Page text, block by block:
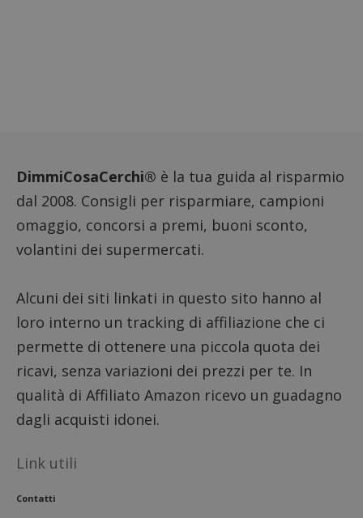
DimmiCosaCerchi® è la tua guida al risparmio
dal 2008. Consigli per risparmiare, campioni
omaggio, concorsi a premi, buoni sconto,
volantini dei supermercati.
Alcuni dei siti linkati in questo sito hanno al
loro interno un tracking di affiliazione che ci
permette di ottenere una piccola quota dei
ricavi, senza variazioni dei prezzi per te. In
qualità di Affiliato Amazon ricevo un guadagno
dagli acquisti idonei.
Link utili
Contatti
CookieScriptConsent
CookieScript
Google Privacy Policy